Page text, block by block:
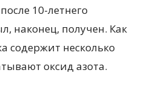
10-летнего
наконец, получен. Как
содержит несколько
оксид азота.